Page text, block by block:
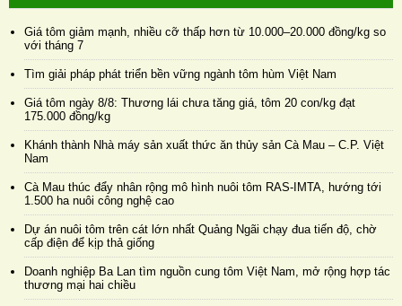
Giá tôm giảm mạnh, nhiều cỡ thấp hơn từ 10.000–20.000 đồng/kg so
với tháng 7
Tìm giải pháp phát triển bền vững ngành tôm hùm Việt Nam
Giá tôm ngày 8/8: Thương lái chưa tăng giá, tôm 20 con/kg đạt
175.000 đồng/kg
Khánh thành Nhà máy sản xuất thức ăn thủy sản Cà Mau – C.P. Việt
Nam
Cà Mau thúc đẩy nhân rộng mô hình nuôi tôm RAS-IMTA, hướng tới
1.500 ha nuôi công nghệ cao
Dự án nuôi tôm trên cát lớn nhất Quảng Ngãi chạy đua tiến độ, chờ
cấp điện để kịp thả giống
Doanh nghiệp Ba Lan tìm nguồn cung tôm Việt Nam, mở rộng hợp tác
thương mại hai chiều